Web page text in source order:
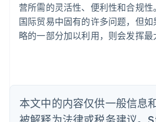
营所需的灵活性、便利性和合规
国际贸易中固有的许多问题，但
略的一部分加以利用，则会发挥最
本文中的内容仅供一般信息
巴西
PortuguêsEnglish
保加利亚
English
丹麦
English